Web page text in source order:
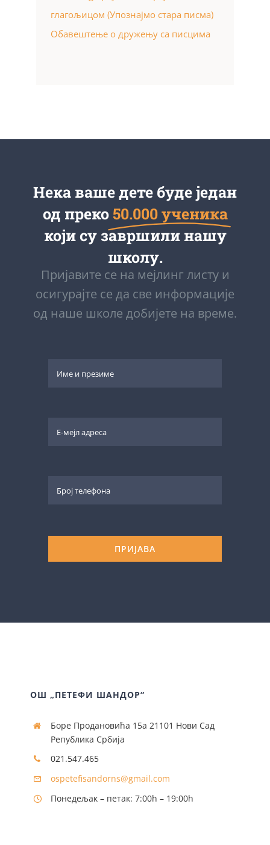
глагољицом (Упознајмо стара писма)
Обавештење о дружењу са писцима
Нека ваше дете буде један
од преко 50.000 ученика
који су завршили нашу
школу.
Пријавите се на мејлинг листу и
осигурајте се да све информације
од наше школе добијете на време.
ПРИЈАВА
ОШ „ПЕТЕФИ ШАНДОР“
Боре Продановића 15а 21101 Нови Сад
Република Србија
021.547.465
ospetefisandorns@gmail.com
Понедељак – петак: 7:00h – 19:00h